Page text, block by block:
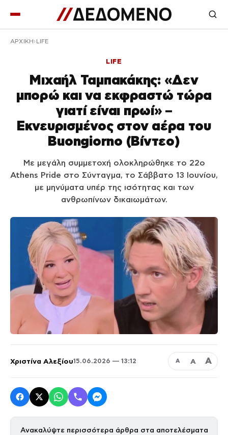
ΑΡΧΙΚΉ LIFE
LIFE
Μιχαήλ Ταμπακάκης: «Δεν
μπορώ και να εκφραστώ τώρα
γιατί είναι πρωί» –
Εκνευρισμένος στον αέρα του
Buongiorno (Βίντεο)
Με μεγάλη συμμετοχή ολοκληρώθηκε το 22ο
Athens Pride στο Σύνταγμα, το Σάββατο 13 Ιουνίου,
με μηνύματα υπέρ της ισότητας και των
ανθρωπίνων δικαιωμάτων.
Χριστίνα Αλεξίου15.06.2026 — 13:12 Α Α Α
Ανακαλύψτε περισσότερα άρθρα στα αποτελέσματα